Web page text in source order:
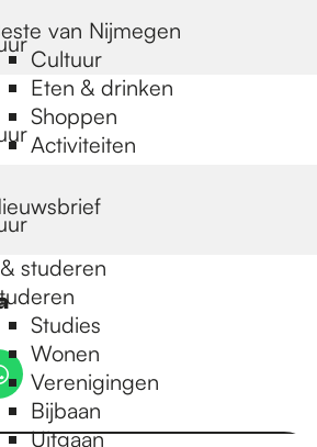
van Nijmegen
Cultuur
Eten & drinken
Shoppen
Activiteiten
studeren
Studies
Wonen
Verenigingen
Bijbaan
Uitgaan